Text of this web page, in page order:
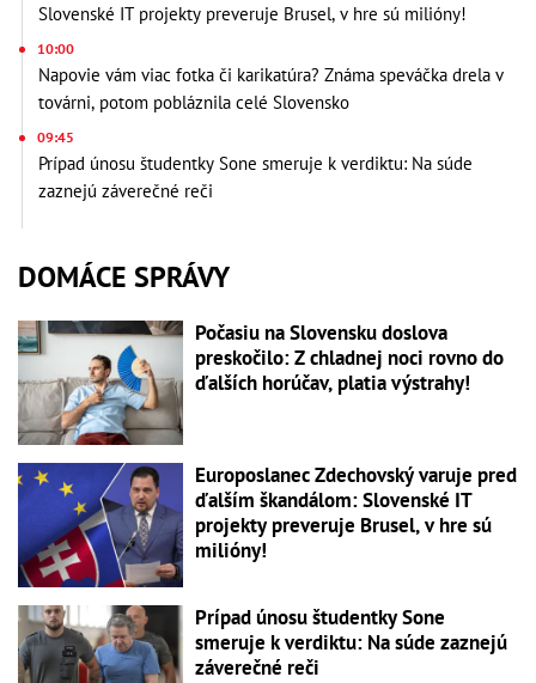
Slovenské IT projekty preveruje Brusel, v hre sú milióny!
10:00
Napovie vám viac fotka či karikatúra? Známa speváčka drela v
továrni, potom pobláznila celé Slovensko
09:45
Prípad únosu študentky Sone smeruje k verdiktu: Na súde
zaznejú záverečné reči
DOMÁCE SPRÁVY
Počasiu na Slovensku doslova
preskočilo: Z chladnej noci rovno do
ďalších horúčav, platia výstrahy!
Europoslanec Zdechovský varuje pred
ďalším škandálom: Slovenské IT
projekty preveruje Brusel, v hre sú
milióny!
Prípad únosu študentky Sone
smeruje k verdiktu: Na súde zaznejú
záverečné reči